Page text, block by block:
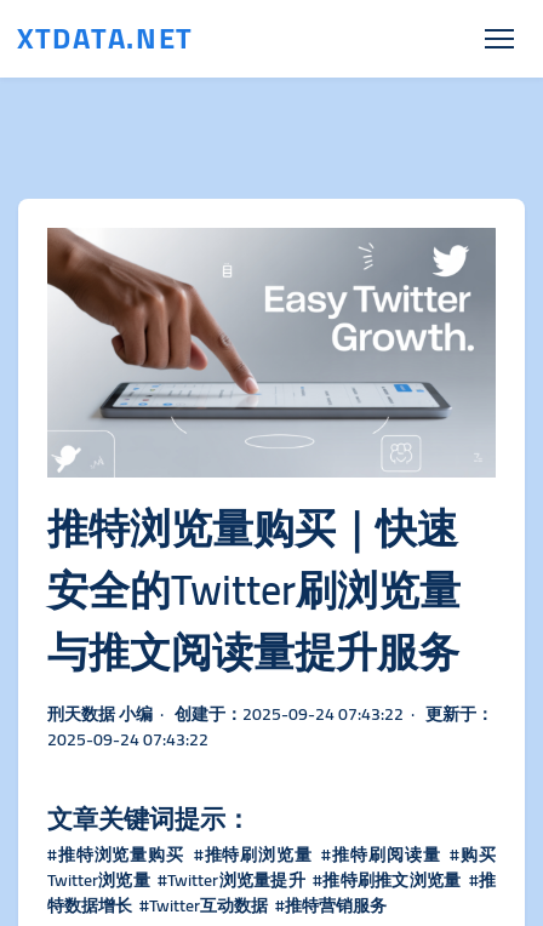
XTDATA.NET
推特浏览量购买｜快速
安全的Twitter刷浏览量
与推文阅读量提升服务
刑天数据 小编 · 创建于：2025-09-24 07:43:22 · 更新于：
2025-09-24 07:43:22
文章关键词提示：
#推特浏览量购买 #推特刷浏览量 #推特刷阅读量 #购买
Twitter浏览量 #Twitter浏览量提升 #推特刷推文浏览量 #推
特数据增长 #Twitter互动数据 #推特营销服务